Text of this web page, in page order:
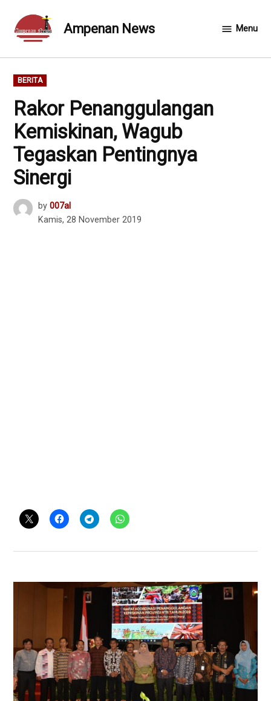
content
Ampenan News Menu
POSTED
IN
BERITA
Rakor Penanggulangan
Kemiskinan, Wagub
Tegaskan Pentingnya
Sinergi
by 007al
Kamis, 28 November 2019